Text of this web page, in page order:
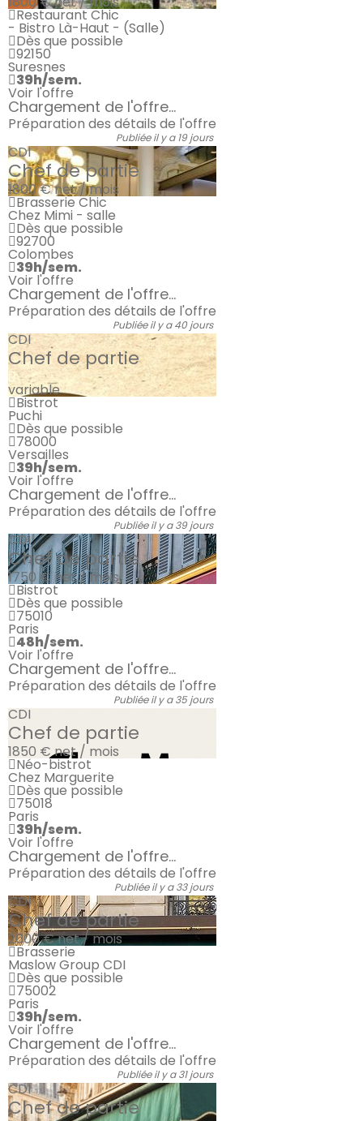
Restaurant Chic
- Bistro Là-Haut - (Salle)
Dès que possible
92150
Suresnes
39h/sem.
Voir l'offre
Chargement de l'offre...
Préparation des détails de l'offre
Publiée il y a 19 jours
CDI
Chef de partie
1800 €net / mois
Brasserie Chic
Chez Mimi - salle
Dès que possible
92700
Colombes
39h/sem.
Voir l'offre
Chargement de l'offre...
Préparation des détails de l'offre
Publiée il y a 40 jours
CDI
Chef de partie
variable
Bistrot
Puchi
Dès que possible
78000
Versailles
39h/sem.
Voir l'offre
Chargement de l'offre...
Préparation des détails de l'offre
Publiée il y a 39 jours
CDI
Chef de partie
1750 €net / mois
Bistrot
Dès que possible
75010
Paris
48h/sem.
Voir l'offre
Chargement de l'offre...
Préparation des détails de l'offre
Publiée il y a 35 jours
CDI
Chef de partie
1850 €net / mois
Néo-bistrot
Chez Marguerite
Dès que possible
75018
Paris
39h/sem.
Voir l'offre
Chargement de l'offre...
Préparation des détails de l'offre
Publiée il y a 33 jours
CDI
Chef de partie
2000 €net / mois
Brasserie
Maslow Group CDI
Dès que possible
75002
Paris
39h/sem.
Voir l'offre
Chargement de l'offre...
Préparation des détails de l'offre
Publiée il y a 31 jours
CDI
Chef de partie